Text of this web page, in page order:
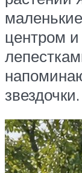
центром
звездочки.